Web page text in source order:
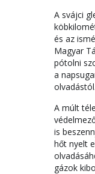
A svájci
és az
Magyar
pótolni
a
olvadástól.
A múlt
is
hőt nyelt
gázok